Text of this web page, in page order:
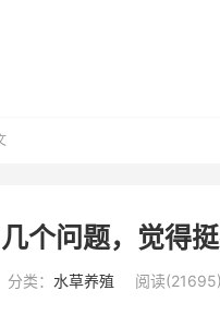
个问题，觉得
分类： 水草养殖 阅读(21695)